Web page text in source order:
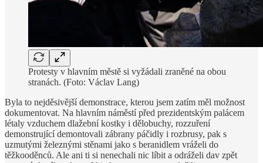
Protesty v hlavním městě si vyžádali zraněné na obou
stranách. (Foto: Václav Lang)
Byla to nejděsivější demonstrace, kterou jsem zatím měl možnost
dokumentovat. Na hlavním náměstí před prezidentským palácem
létaly vzduchem dlažební kostky i dělobuchy, rozzuření
demonstrující demontovali zábrany páčidly i rozbrusy, pak s
uzmutými železnými stěnami jako s beranidlem vráželi do
těžkooděnců. Ale ani ti si nenechali nic líbit a odráželi dav zpět